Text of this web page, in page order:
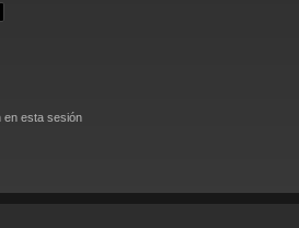
en esta sesión